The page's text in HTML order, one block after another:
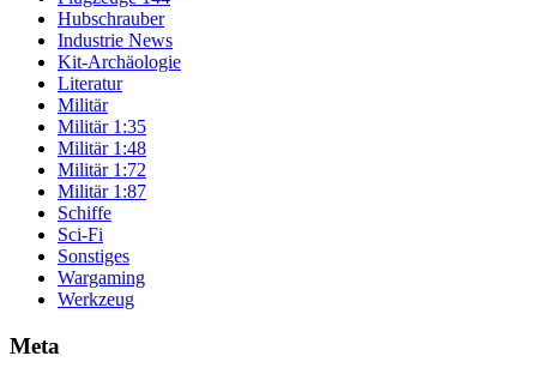
Hubschrauber
Industrie News
Kit-Archäologie
Literatur
Militär
Militär 1:35
Militär 1:48
Militär 1:72
Militär 1:87
Schiffe
Sci-Fi
Sonstiges
Wargaming
Werkzeug
Meta